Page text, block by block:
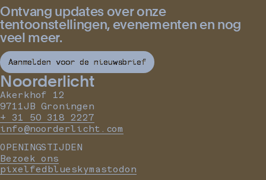
Ontvang updates over onze
tentoonstellingen, evenementen en nog
veel meer.
Aanmelden voor de nieuwsbrief
Noorderlicht
Akerkhof 12
9711JB Groningen
+ 31 50 318 2227
info@noorderlicht.com
OPENINGSTIJDEN
Bezoek ons
pixelfedblueskymastodon